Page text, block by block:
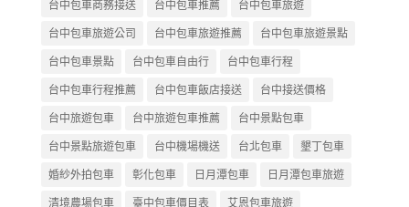
台中包車商務接送 台中包車推薦
台中包車旅遊
台中包車旅遊公司
台中包車旅遊推薦
台中包車旅遊景點
台中包車景點
台中包車自由行
台中包車行程
台中包車行程推薦
台中包車飯店接送
台中接送價格
台中旅遊包車
台中旅遊包車推薦
台中景點包車
台中景點旅遊包車
台中機場機送 台北包車
墾丁包車
婚紗外拍包車
彰化包車 日月潭包車
日月潭包車旅遊
清境農場包車
臺中包車價目表
艾恩包車旅遊